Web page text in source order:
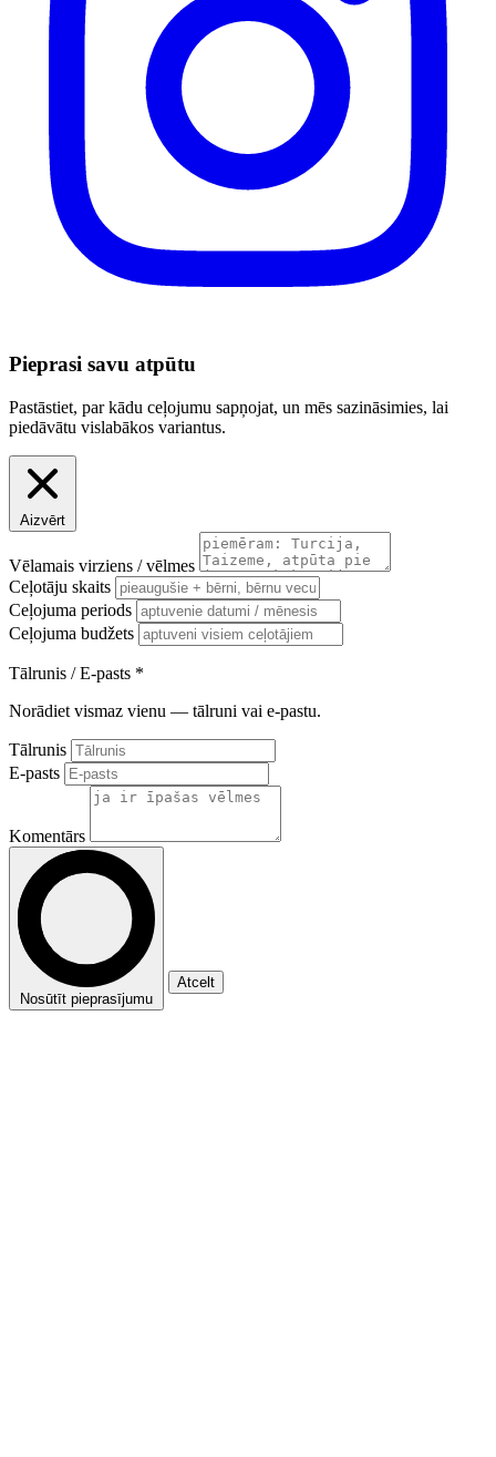
Pieprasi savu atpūtu
Pastāstiet, par kādu ceļojumu sapņojat, un mēs sazināsimies, lai
piedāvātu vislabākos variantus.
Aizvērt
Vēlamais virziens / vēlmes
Ceļotāju skaits
Ceļojuma periods
Ceļojuma budžets
Tālrunis / E-pasts *
Norādiet vismaz vienu — tālruni vai e-pastu.
Tālrunis
E-pasts
Komentārs
Nosūtīt pieprasījumu
Atcelt